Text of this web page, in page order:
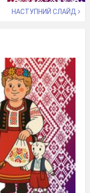
НАСТУПНИЙ СЛАЙД